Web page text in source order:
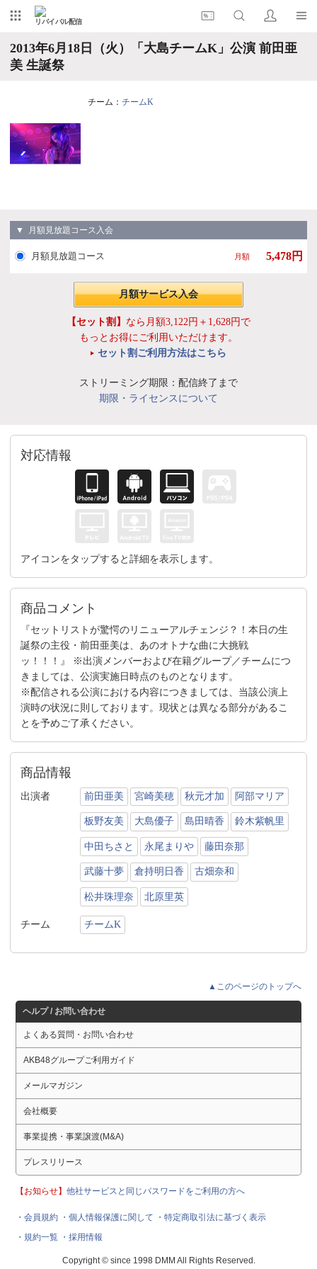
リバイバル配信
2013年6月18日（火）「大島チームK」公演 前田亜
美 生誕祭
チーム： チームK
▼ 月額見放題コース入会
月額見放題コース 月額 5,478円
月額サービス入会
【セット割】 なら月額3,122円＋1,628円で
もっとお得にご利用いただけます。
セット割ご利用方法はこちら
ストリーミング期限：配信終了まで
期限・ライセンスについて
対応情報
アイコンをタップすると詳細を表示します。
商品コメント
『セットリストが驚愕のリニューアルチェンジ？！本日の生
誕祭の主役・前田亜美は、あのオトナな曲に大挑戦
ッ！！！』 ※出演メンバーおよび在籍グループ／チームにつ
きましては、公演実施日時点のものとなります。
※配信される公演における内容につきましては、当該公演上
演時の状況に則しております。現状とは異なる部分があるこ
とを予めご了承ください。
商品情報
出演者 前田亜美 宮崎美穂 秋元才加 阿部マリア
板野友美 大島優子 島田晴香 鈴木紫帆里
中田ちさと 永尾まりや 藤田奈那
武藤十夢 倉持明日香 古畑奈和
松井珠理奈 北原里英
チーム チームK
▲このページのトップへ
ヘルプ / お問い合わせ
よくある質問・お問い合わせ
AKB48グループご利用ガイド
メールマガジン
会社概要
事業提携・事業譲渡(M&A)
プレスリリース
【お知らせ】他社サービスと同じパスワードをご利用の方へ
・会員規約 ・個人情報保護に関して
・特定商取引法に基づく表示
・規約一覧 ・採用情報
Copyright © since 1998 DMM All Rights Reserved.